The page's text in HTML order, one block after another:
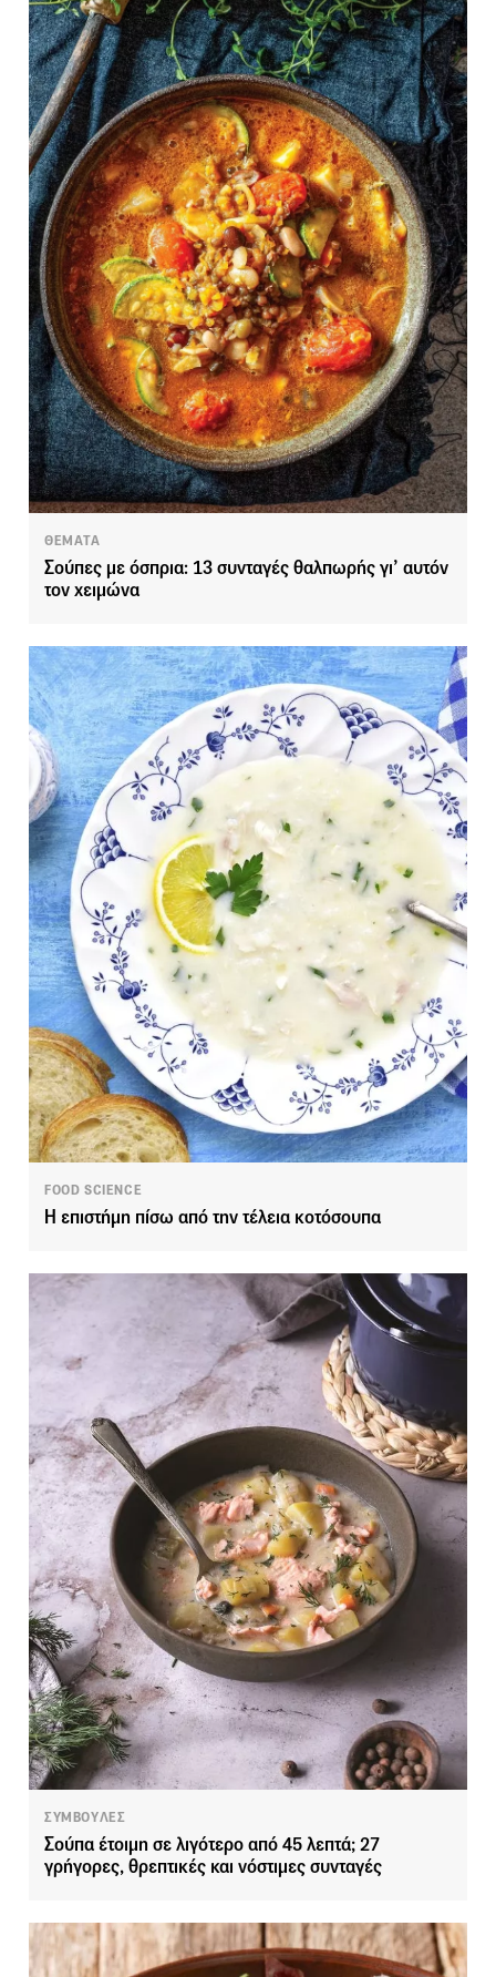
ΘΕΜΑΤΑ
Σούπες με όσπρια: 13 συνταγές θαλπωρής γι’ αυτόν
τον χειμώνα
FOOD SCIENCE
Η επιστήμη πίσω από την τέλεια κοτόσουπα
ΣΥΜΒΟΥΛΕΣ
Σούπα έτοιμη σε λιγότερο από 45 λεπτά; 27
γρήγορες, θρεπτικές και νόστιμες συνταγές